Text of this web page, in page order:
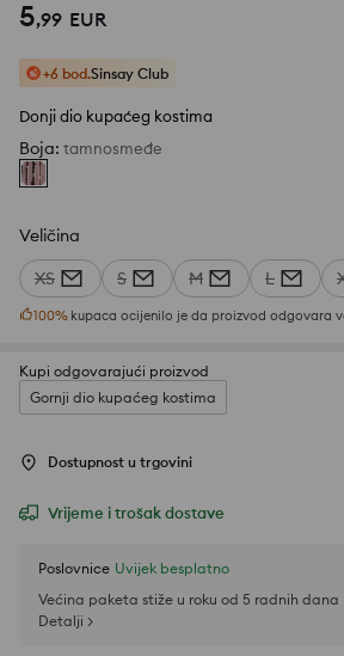
5,99 EUR
+6 bod.Sinsay Club
Donji dio kupaćeg kostima
Boja: tamnosmeđe
Veličina
XS S M L
100% kupaca ocijenilo je da proizvod odgovara
Kupi odgovarajući proizvod
Gornji dio kupaćeg kostima
Dostupnost u trgovini
Vrijeme i trošak dostave
Poslovnice Uvijek besplatno
Većina paketa stiže u roku od 5 radnih dana
Detalji >